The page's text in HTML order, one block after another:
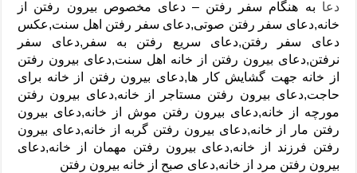
دعا به هنگام سفر رفتن – دعای مخصوص بیرون‌ رفتن از
خانه,دعای سفر رفتن صوتی,دعای سفر رفتن اهل سنت,عکس
دعای سفر رفتن,دعای سریع رفتن به سفر,دعای سفر
نرفتن,دعای بیرون رفتن از خانه اهل سنت,دعای بیرون رفتن
از خانه جهت گشایش کار ها,دعای بیرون رفتن از خانه برای
حاجت,دعای بیرون رفتن مستاجر از خانه,دعای بیرون رفتن
مورچه از خانه,دعای بیرون رفتن موش از خانه,دعای بیرون
رفتن مار از خانه,دعای بیرون رفتن گربه از خانه,دعای بیرون
رفتن فرزند از خانه,دعای بیرون رفتن مهمان از خانه,دعای
بیرون رفتن مرد از خانه,دعای صبح از خانه بیرون رفتن